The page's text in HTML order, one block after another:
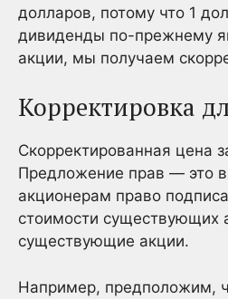
долларов, потому что 1
дивиденды по-прежнему
акции, мы получаем
Корректировка
Скорректированная цена
Предложение прав — это
акционерам право
стоимости существующих
существующие акции.
Например, предположим,